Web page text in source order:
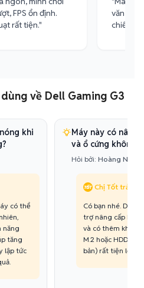
FPS ổn định.
rất tiện."
văn
chiến
về Dell Gaming G3
khi
có thể
năng
tăng
lập tức
Máy này có nâng
và ổ cứng không?
Hỏi bởi: Hoàng Nam
Chị Tốt trả lời:
Có bạn nhé. Dell
trợ nâng cấp RAM
và có thêm khe
M.2 hoặc HDD
bản) rất tiện lợi.